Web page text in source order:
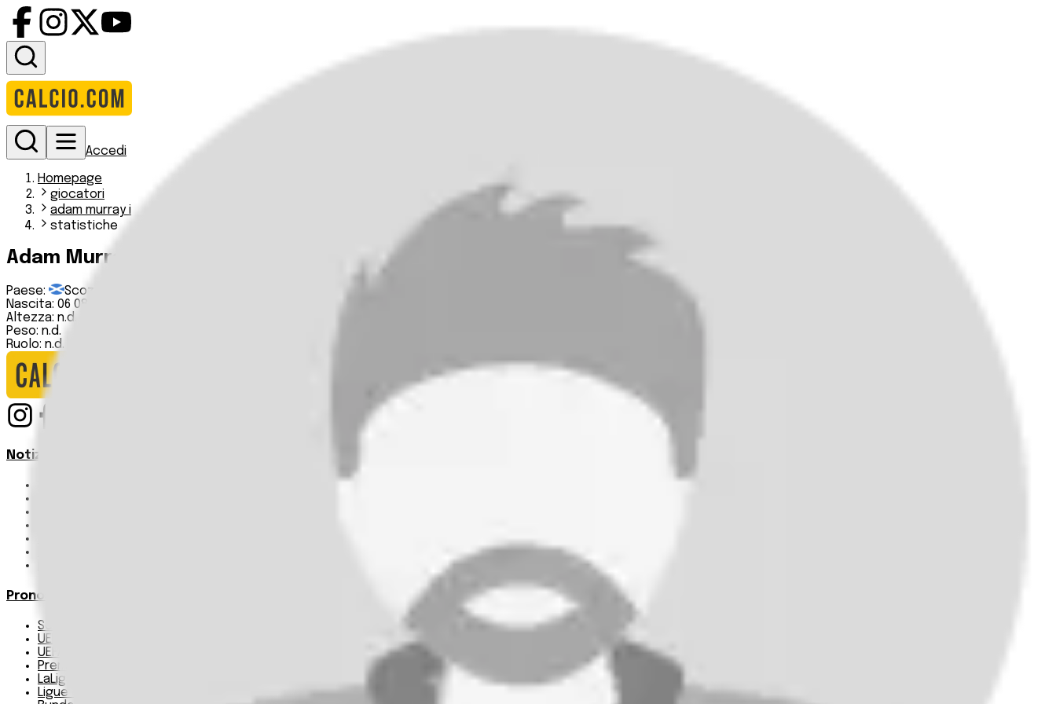
Accedi
Homepage
giocatori
adam murray i
statistiche
Adam Murray
Paese:
Scozia
Nascita: 06 08 1996
Altezza: n.d.
Peso: n.d.
Ruolo: n.d.
Notizie
Pronostici
Serie A
UEFA Champions League Teams
UEFA Europa League Teams
Premier League
LaLiga
Ligue 1